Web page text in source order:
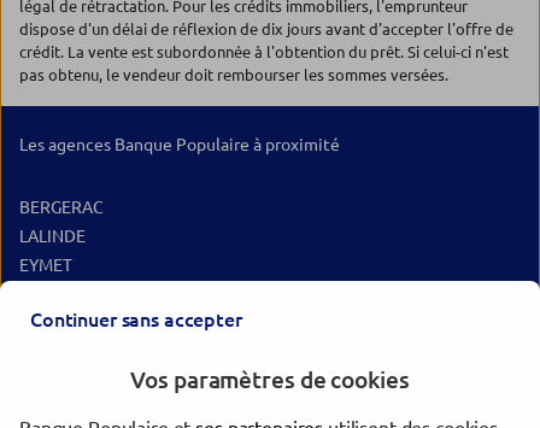
légal de rétractation. Pour les crédits immobiliers, l'emprunteur
dispose d'un délai de réflexion de dix jours avant d'accepter l'offre de
crédit. La vente est subordonnée à l'obtention du prêt. Si celui-ci n'est
pas obtenu, le vendeur doit rembourser les sommes versées.
Les agences Banque Populaire à proximité
BERGERAC
LALINDE
EYMET
MUSSIDAN
MIRAMONT DE GUYENNE
Continuer sans accepter
Vos paramètres de cookies